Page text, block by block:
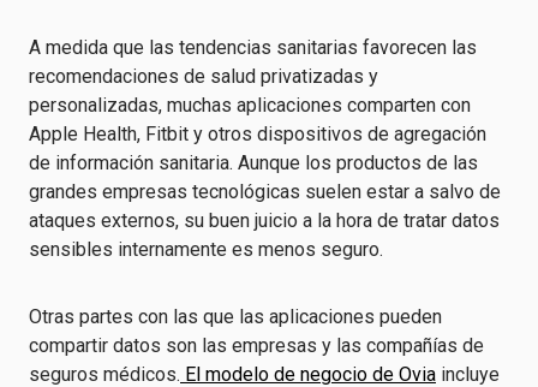
A medida que las tendencias sanitarias favorecen las
recomendaciones de salud privatizadas y
personalizadas, muchas aplicaciones comparten con
Apple Health, Fitbit y otros dispositivos de agregación
de información sanitaria. Aunque los productos de las
grandes empresas tecnológicas suelen estar a salvo de
ataques externos, su buen juicio a la hora de tratar datos
sensibles internamente es menos seguro.
Otras partes con las que las aplicaciones pueden
compartir datos son las empresas y las compañías de
seguros médicos. El modelo de negocio de Ovia incluye